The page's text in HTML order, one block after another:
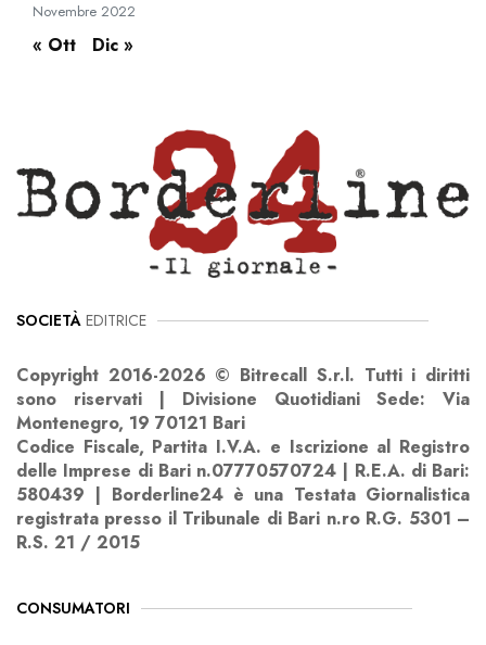
Novembre 2022
« Ott Dic »
SOCIETÀ EDITRICE
Copyright 2016-2026 © Bitrecall S.r.l. Tutti i diritti
sono riservati | Divisione Quotidiani Sede: Via
Montenegro, 19 70121 Bari
Codice Fiscale, Partita I.V.A. e Iscrizione al Registro
delle Imprese di Bari n.07770570724 | R.E.A. di Bari:
580439 | Borderline24 è una Testata Giornalistica
registrata presso il Tribunale di Bari n.ro R.G. 5301 –
R.S. 21 / 2015
CONSUMATORI